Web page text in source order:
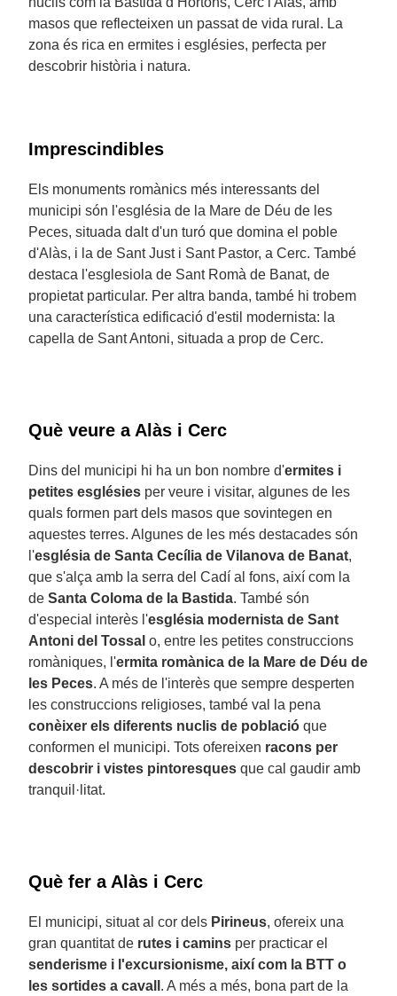
masos que reflecteixen un passat de vida rural. La
zona és rica en ermites i esglésies, perfecta per
descobrir història i natura.
Imprescindibles
Els monuments romànics més interessants del
municipi són l'església de la Mare de Déu de les
Peces, situada dalt d'un turó que domina el poble
d'Alàs, i la de Sant Just i Sant Pastor, a Cerc. També
destaca l'esglesiola de Sant Romà de Banat, de
propietat particular. Per altra banda, també hi trobem
una característica edificació d'estil modernista: la
capella de Sant Antoni, situada a prop de Cerc.
Què veure a Alàs i Cerc
Dins del municipi hi ha un bon nombre d'ermites i
petites esglésies per veure i visitar, algunes de les
quals formen part dels masos que sovintegen en
aquestes terres. Algunes de les més destacades són
l'església de Santa Cecília de Vilanova de Banat,
que s'alça amb la serra del Cadí al fons, així com la
de Santa Coloma de la Bastida. També són
d'especial interès l'església modernista de Sant
Antoni del Tossal o, entre les petites construccions
romàniques, l'ermita romànica de la Mare de Déu de
les Peces. A més de l'interès que sempre desperten
les construccions religioses, també val la pena
conèixer els diferents nuclis de població que
conformen el municipi. Tots ofereixen racons per
descobrir i vistes pintoresques que cal gaudir amb
tranquil·litat.
Què fer a Alàs i Cerc
El municipi, situat al cor dels Pirineus, ofereix una
gran quantitat de rutes i camins per practicar el
senderisme i l'excursionisme, així com la BTT o
les sortides a cavall . A més a més, bona part de la